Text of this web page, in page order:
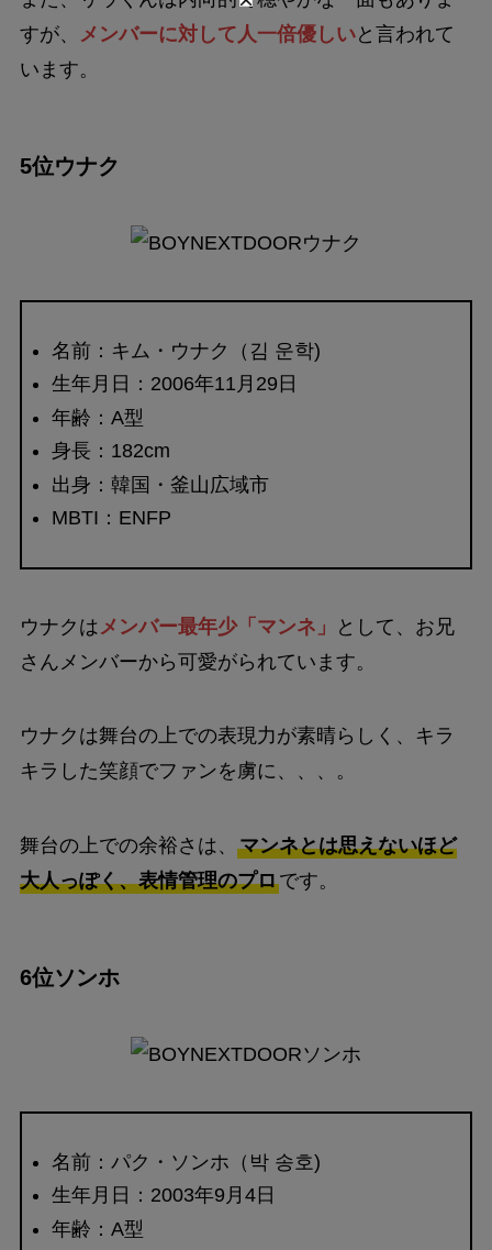
すが、
メンバーに対して人一倍優しいと言われて
います。
5位ウナク
名前：キム・ウナク（김 운학)
生年月日：2006年11月29日
年齢：A型
身長：182cm
出身：韓国・釜山広域市
MBTI：ENFP
ウナクは メンバー最年少「マンネ」
として、お兄
さんメンバーから可愛がられています。
ウナクは舞台の上での表現力が素晴らしく、キラ
キラした笑顔でファンを虜に、、、。
舞台の上での余裕さは、 マンネとは思えないほど
大人っぽく、表情管理のプロです。
6位ソンホ
名前：パク・ソンホ（박 송호)
生年月日：2003年9月4日
年齢：A型